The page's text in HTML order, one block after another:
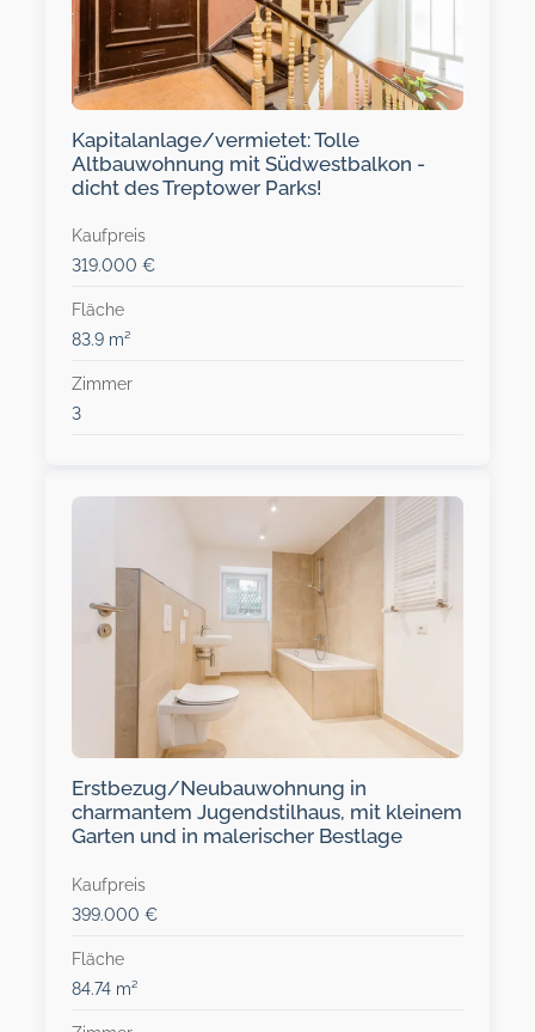
Kapitalanlage/vermietet: Tolle
Altbauwohnung mit Südwestbalkon -
dicht des Treptower Parks!
Kaufpreis
319.000 €
Fläche
83.9 m²
Zimmer
3
Erstbezug/Neubauwohnung in
charmantem Jugendstilhaus, mit kleinem
Garten und in malerischer Bestlage
Kaufpreis
399.000 €
Fläche
84.74 m²